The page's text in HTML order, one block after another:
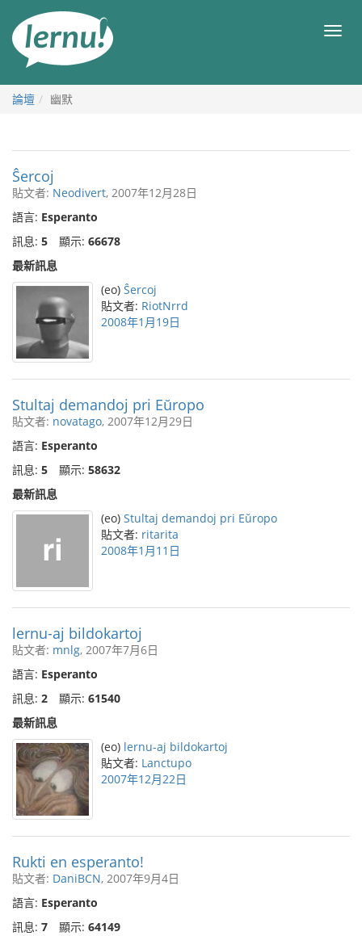
目
論壇 幽默
Ŝercoj
貼文者: Neodivert, 2007年12月28日
語言: Esperanto
訊息: 5 顯示: 66678
最新訊息
(eo) Ŝercoj
貼文者: RiotNrrd
2008年1月19日
Stultaj demandoj pri Eŭropo
貼文者: novatago, 2007年12月29日
語言: Esperanto
訊息: 5 顯示: 58632
最新訊息
(eo) Stultaj demandoj pri Eŭropo
貼文者: ritarita
2008年1月11日
lernu-aj bildokartoj
貼文者: mnlg, 2007年7月6日
語言: Esperanto
訊息: 2 顯示: 61540
最新訊息
(eo) lernu-aj bildokartoj
貼文者: Lanctupo
2007年12月22日
Rukti en esperanto!
貼文者: DaniBCN, 2007年9月4日
語言: Esperanto
訊息: 7 顯示: 64149